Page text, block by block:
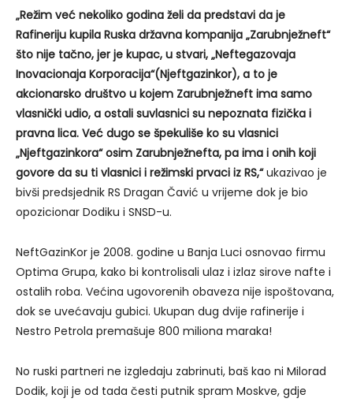
„Režim već nekoliko godina želi da predstavi da je
Rafineriju kupila Ruska državna kompanija „Zarubnježneft“
što nije tačno, jer je kupac, u stvari, „Neftegazovaja
Inovacionaja Korporacija“(Njeftgazinkor), a to je
akcionarsko društvo u kojem Zarubnježneft ima samo
vlasnički udio, a ostali suvlasnici su nepoznata fizička i
pravna lica. Već dugo se špekuliše ko su vlasnici
„Njeftgazinkora“ osim Zarubnježnefta, pa ima i onih koji
govore da su ti vlasnici i režimski prvaci iz RS,“ukazivao je
bivši predsjednik RS Dragan Čavić u vrijeme dok je bio
opozicionar Dodiku i SNSD-u.
NeftGazinKor je 2008. godine u Banja Luci osnovao firmu
Optima Grupa, kako bi kontrolisali ulaz i izlaz sirove nafte i
ostalih roba. Većina ugovorenih obaveza nije ispoštovana,
dok se uvećavaju gubici. Ukupan dug dvije rafinerije i
Nestro Petrola premašuje 800 miliona maraka!
No ruski partneri ne izgledaju zabrinuti, baš kao ni Milorad
Dodik, koji je od tada česti putnik spram Moskve, gdje